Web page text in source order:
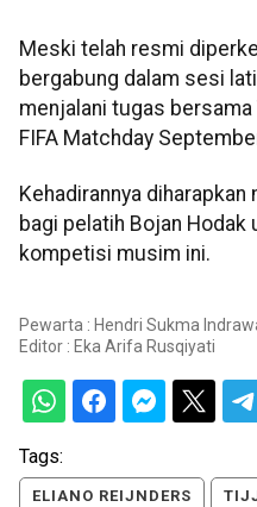
Meski telah resmi
bergabung dalam sesi
menjalani tugas
FIFA Matchday
Kehadirannya
bagi pelatih Bojan Hodak
kompetisi musim ini.
Pewarta : Hendri Sukma
Editor : Eka Arifa Rusqiyati
Tags:
ELIANO REIJNDERS